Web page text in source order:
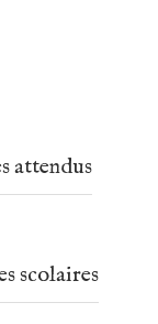
attendus
scolaires